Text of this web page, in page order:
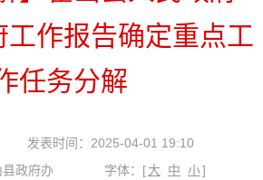
作报告确定重点工
任务分解
发表时间：2025-04-01 19:10
县政府办
字体： [大 中 小]